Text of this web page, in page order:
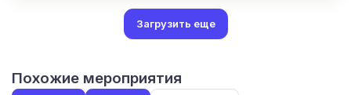
Загрузить еще
Похожие мероприятия